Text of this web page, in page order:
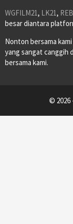
WGFILM21, LK21,
besar diantara
Nonton bersama
yang sangat canggih
bersama kami.
© 2026